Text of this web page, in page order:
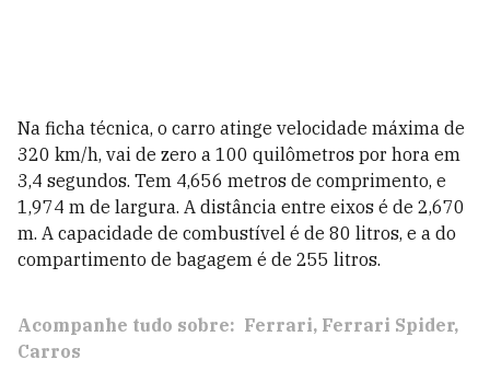
Na ficha técnica, o carro atinge velocidade máxima de
320 km/h, vai de zero a 100 quilômetros por hora em
3,4 segundos. Tem 4,656 metros de comprimento, e
1,974 m de largura. A distância entre eixos é de 2,670
m. A capacidade de combustível é de 80 litros, e a do
compartimento de bagagem é de 255 litros.
Acompanhe tudo sobre: Ferrari Ferrari Spider
Carros